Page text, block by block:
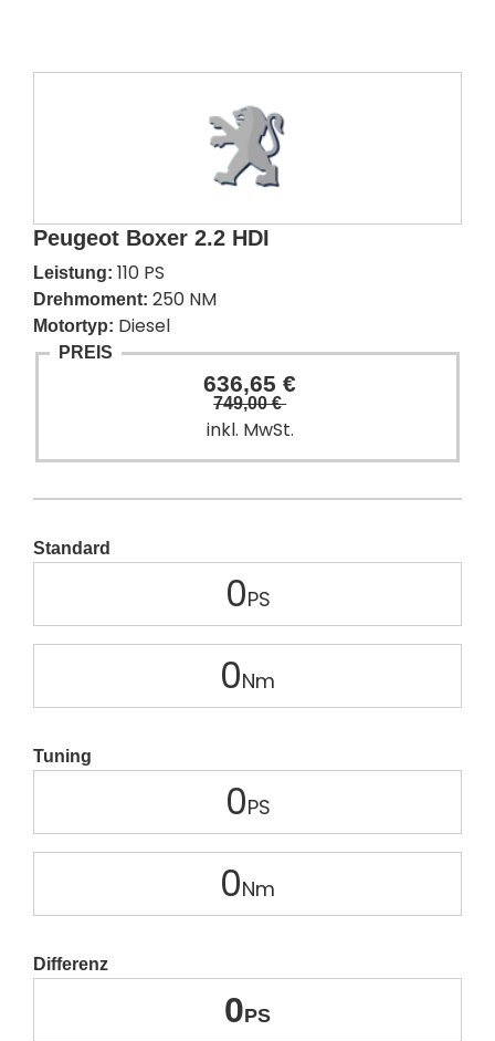
Peugeot Boxer 2.2 HDI
Leistung: 110 PS
Drehmoment: 250 NM
Motortyp: Diesel
PREIS
636,65 €
749,00 €
inkl. MwSt.
Standard
0
0
Tuning
0
0
Differenz
0